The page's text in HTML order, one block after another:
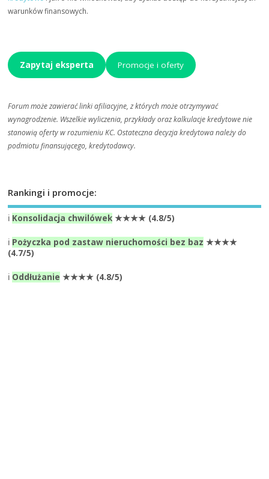
warunków finansowych.
Zapytaj eksperta Promocje i oferty
Forum może zawierać linki afiliacyjne, z których może otrzymywać
wynagrodzenie. Wszelkie wyliczenia, przykłady oraz kalkulacje kredytowe nie
stanowią oferty w rozumieniu KC. Ostateczna decyzja kredytowa należy do
podmiotu finansującego, kredytodawcy.
Rankingi i promocje:
ℹ️ Konsolidacja chwilówek ★★★★ (4.8/5)
ℹ️ Pożyczka pod zastaw nieruchomości bez baz ★★★★
(4.7/5)
ℹ️ Oddłużanie ★★★★ (4.8/5)